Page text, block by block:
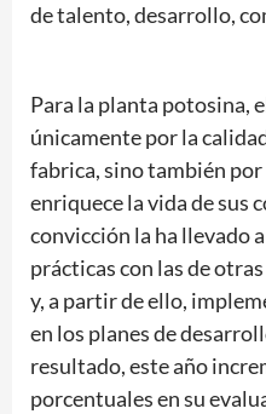
de talento, desarrollo,
Para la planta potosina,
únicamente por la
fabrica, sino también por
enriquece la vida de sus
convicción la ha llevado
prácticas con las de
y, a partir de ello,
en los planes de
resultado, este año
porcentuales en su